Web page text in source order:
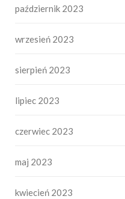
październik 2023
wrzesień 2023
sierpień 2023
lipiec 2023
czerwiec 2023
maj 2023
kwiecień 2023